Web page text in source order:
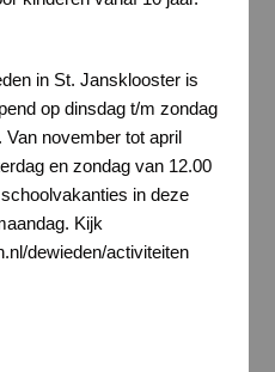
in St. Jansklooster is
op dinsdag t/m zondag
Van november tot april
en zondag van 12.00
in deze
Kijk
dewieden/activiteiten